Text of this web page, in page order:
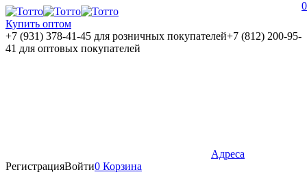
Купить оптом
+7 (931) 378-41-45 для розничных покупателей+7 (812) 200-95-
41 для оптовых покупателей
Адреса
РегистрацияВойти0 Корзина
0